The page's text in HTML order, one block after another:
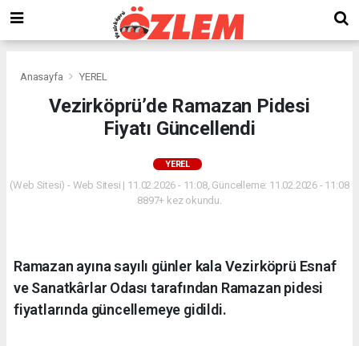
Anasayfa YEREL
Vezirköprü’de Ramazan Pidesi
Fiyatı Güncellendi
YEREL
(Web Sitesi) - Web Sitesi | 11.02.2026 - 11:08, Güncelleme: 11.02.2026 - 11:08
8897+ kez okundu.
Ramazan ayına sayılı günler kala Vezirköprü Esnaf
ve Sanatkârlar Odası tarafından Ramazan pidesi
fiyatlarında güncellemeye gidildi.